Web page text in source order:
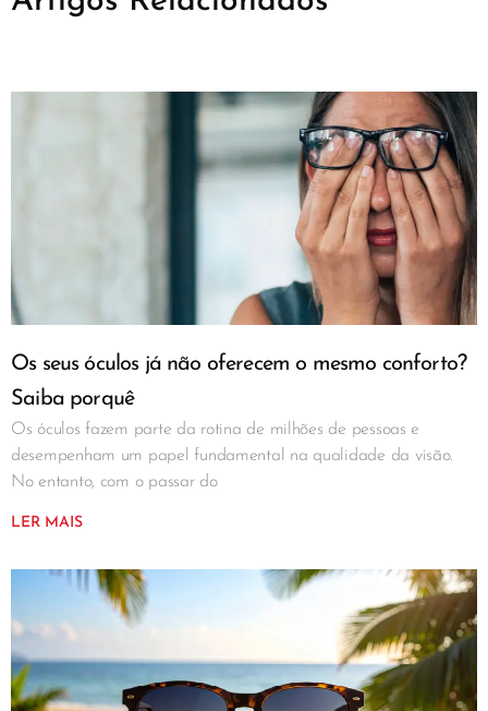
Os seus óculos já não oferecem o mesmo conforto?
Saiba porquê
Os óculos fazem parte da rotina de milhões de pessoas e
desempenham um papel fundamental na qualidade da visão.
No entanto, com o passar do
LER MAIS